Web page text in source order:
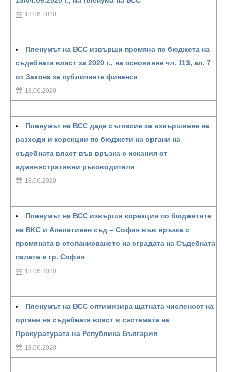
18.06.2020
Пленумът на ВСС извърши промяна по бюджета на
съдебната власт за 2020 г., на основание чл. 113, ал. 7
от Закона за публичните финанси
18.06.2020
Пленумът на ВСС даде съгласие за извършване на
разходи и корекции по бюджети на органи на
съдебната власт във връзка с искания от
административни ръководители
18.06.2020
Пленумът на ВСС извърши корекции по бюджетите
на ВКС и Апелативен съд – София във връзка с
промяната в стопанисването на сградата на Съдебната
палата в гр. София
18.06.2020
Пленумът на ВСС оптимизира щатната численост на
органи на съдебната власт в системата на
Прокуратурата на Република България
18.06.2020